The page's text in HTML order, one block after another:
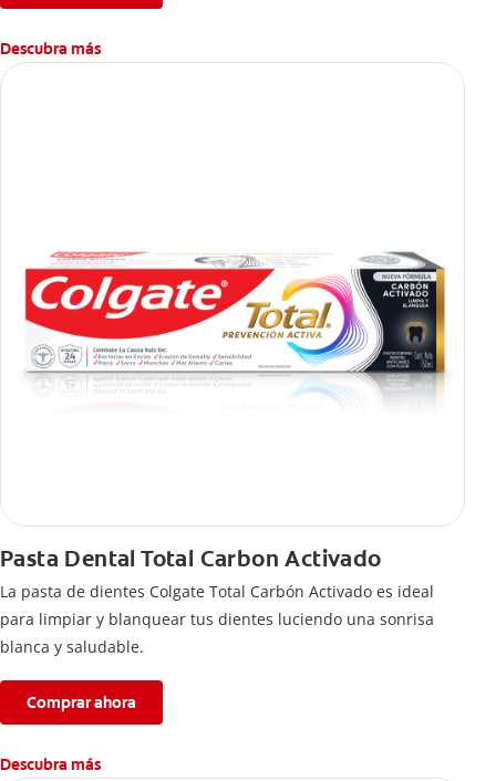
Descubra más
Pasta Dental Total Carbon Activado
La pasta de dientes Colgate Total Carbón Activado es ideal
para limpiar y blanquear tus dientes luciendo una sonrisa
blanca y saludable.
Comprar ahora
Descubra más